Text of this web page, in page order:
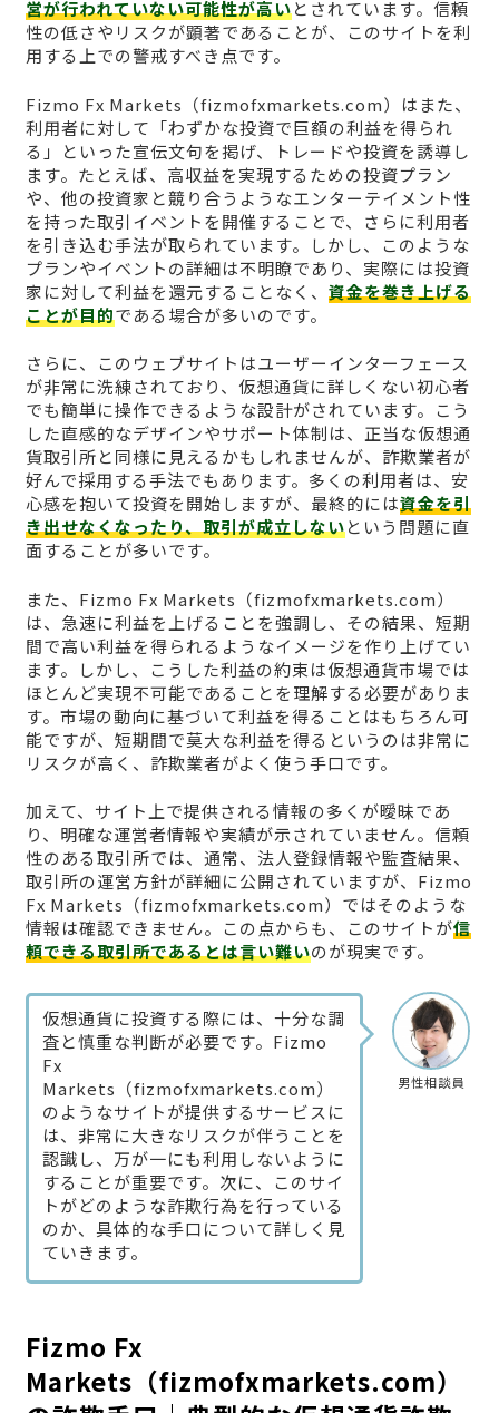
営が行われていない可能性が高いとされています。信頼
性の低さやリスクが顕著であることが、このサイトを利
用する上での警戒すべき点です。
Fizmo Fx Markets（fizmofxmarkets.com）はまた、
利用者に対して「わずかな投資で巨額の利益を得られ
る」といった宣伝文句を掲げ、トレードや投資を誘導し
ます。たとえば、高収益を実現するための投資プラン
や、他の投資家と競り合うようなエンターテイメント性
を持った取引イベントを開催することで、さらに利用者
を引き込む手法が取られています。しかし、このような
プランやイベントの詳細は不明瞭であり、実際には投資
家に対して利益を還元することなく、 資金を巻き上げる
ことが目的である場合が多いのです。
さらに、このウェブサイトはユーザーインターフェース
が非常に洗練されており、仮想通貨に詳しくない初心者
でも簡単に操作できるような設計がされています。こう
した直感的なデザインやサポート体制は、正当な仮想通
貨取引所と同様に見えるかもしれませんが、詐欺業者が
好んで採用する手法でもあります。多くの利用者は、安
心感を抱いて投資を開始しますが、最終的には資金を引
き出せなくなったり、取引が成立しないという問題に直
面することが多いです。
また、Fizmo Fx Markets（fizmofxmarkets.com）
は、急速に利益を上げることを強調し、その結果、短期
間で高い利益を得られるようなイメージを作り上げてい
ます。しかし、こうした利益の約束は仮想通貨市場では
ほとんど実現不可能であることを理解する必要がありま
す。市場の動向に基づいて利益を得ることはもちろん可
能ですが、短期間で莫大な利益を得るというのは非常に
リスクが高く、詐欺業者がよく使う手口です。
加えて、サイト上で提供される情報の多くが曖昧であ
り、明確な運営者情報や実績が示されていません。信頼
性のある取引所では、通常、法人登録情報や監査結果、
取引所の運営方針が詳細に公開されていますが、Fizmo
Fx Markets（fizmofxmarkets.com）ではそのような
情報は確認できません。この点からも、このサイトが信
頼できる取引所であるとは言い難いのが現実です。
男性相談員
仮想通貨に投資する際には、十分な調
査と慎重な判断が必要です。Fizmo
Fx
Markets（fizmofxmarkets.com）
のようなサイトが提供するサービスに
は、非常に大きなリスクが伴うことを
認識し、万が一にも利用しないように
することが重要です。次に、このサイ
トがどのような詐欺行為を行っている
のか、具体的な手口について詳しく見
ていきます。
Fizmo Fx
Markets（fizmofxmarkets.com）